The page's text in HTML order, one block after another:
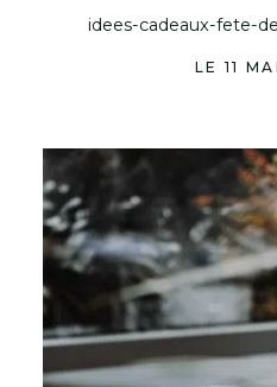
idees-cadeaux-fete-
LE 11